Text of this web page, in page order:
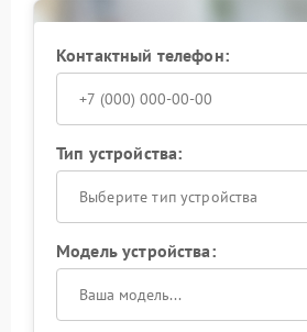
Контактный телефон:
Тип устройства:
Выберите тип устройства
Модель устройства: